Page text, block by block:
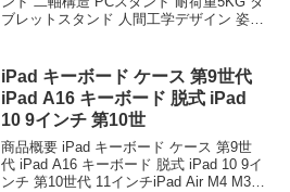
ブレットスタンド 人間工学デザイン 姿勢
ンド 17 3インチまで対...
iPad キーボード ケース 第9世代
iPad A16 キーボード 脱式 iPad
10 9インチ 第10世
商品概要 iPad キーボード ケース 第9世
代 iPad A16 キーボード 脱式 iPad 10 9イ
ンチ 第10世代 11インチiPad Air M4 M3